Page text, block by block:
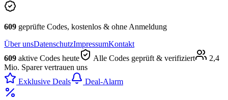
609 geprüfte Codes, kostenlos & ohne Anmeldung
Über unsDatenschutzImpressumKontakt
609 aktive Codes heute Alle Codes geprüft & verifiziert
2,4
Mio. Sparer vertrauen uns
Exklusive Deals
Deal-Alarm